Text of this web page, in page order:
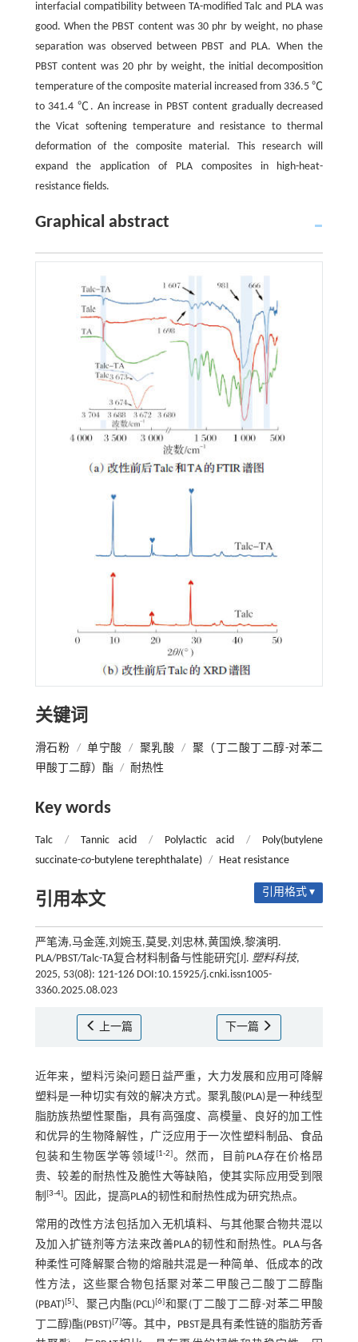
interfacial compatibility between TA-modified Talc and PLA was
good. When the PBST content was 30 phr by weight, no phase
separation was observed between PBST and PLA. When the
PBST content was 20 phr by weight, the initial decomposition
temperature of the composite material increased from 336.5 ℃
to 341.4 ℃. An increase in PBST content gradually decreased
the Vicat softening temperature and resistance to thermal
deformation of the composite material. This research will
expand the application of PLA composites in high-heat-
resistance fields.
Graphical abstract
关键词
滑石粉 / 单宁酸 / 聚乳酸 / 聚（丁二酸丁二醇-对苯二
甲酸丁二醇）酯 / 耐热性
Key words
Talc / Tannic acid / Polylactic acid /
Poly(butylene
succinate-co-butylene terephthalate) / Heat resistance
引用本文 引用格式 ▾
严笔涛,马金莲,刘婉玉,莫旻,刘忠林,黄国焕,黎演明.
PLA/PBST/Talc-TA复合材料制备与性能研究[J]. 塑料科技,
2025, 53(08): 121-126 DOI:10.15925/j.cnki.issn1005-
3360.2025.08.023
上一篇 下一篇
近年来，塑料污染问题日益严重，大力发展和应用可降解
塑料是一种切实有效的解决方式。聚乳酸(PLA)是一种线型
脂肪族热塑性聚酯，具有高强度、高模量、良好的加工性
和优异的生物降解性，广泛应用于一次性塑料制品、食品
包装和生物医学等领域[1-2]。然而，目前PLA存在价格昂
贵、较差的耐热性及脆性大等缺陷，使其实际应用受到限
制 [3-4]。因此，提高PLA的韧性和耐热性成为研究热点。
常用的改性方法包括加入无机填料、与其他聚合物共混以
及加入扩链剂等方法来改善PLA的韧性和耐热性。PLA与各
种柔性可降解聚合物的熔融共混是一种简单、低成本的改
性方法，这些聚合物包括聚对苯二甲酸己二酸丁二醇酯
(PBAT)[5]、聚己内酯(PCL)[6]和聚(丁二酸丁二醇-对苯二甲酸
丁二醇)酯(PBST)[7]等。其中，PBST是具有柔性链的脂肪芳香